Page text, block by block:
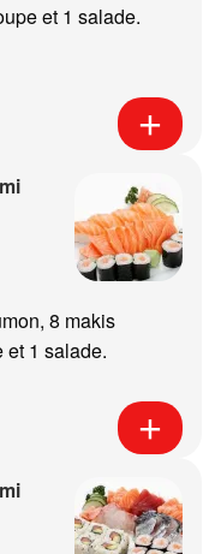
et 1 salade.
8 makis
et 1 salade.